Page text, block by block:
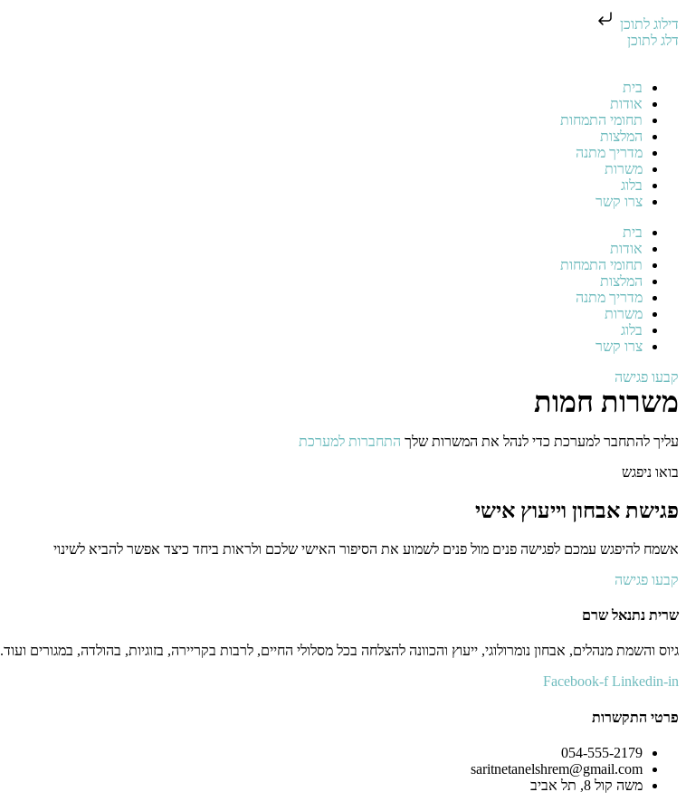
דילוג לתוכן
דלג לתוכן
בית
אודות
תחומי התמחות
המלצות
מדריך מתנה
משרות
בלוג
צרו קשר
בית
אודות
תחומי התמחות
המלצות
מדריך מתנה
משרות
בלוג
צרו קשר
קבעו פגישה
משרות חמות
עליך להתחבר למערכת כדי לנהל את המשרות שלך התחברות למערכת
בואו ניפגש
פגישת אבחון וייעוץ אישי
אשמח להיפגש עמכם לפגישה פנים מול פנים לשמוע את הסיפור האישי שלכם ולראות ביחד כיצד אפשר להביא לשינוי
קבעו פגישה
שרית נתנאל שרם
גיוס והשמת מנהלים, אבחון נומרולוגי, ייעוץ והכוונה להצלחה בכל מסלולי החיים, לרבות בקריירה, בזוגיות, בהולדה, במגורים ועוד.
Facebook-f Linkedin-in
פרטי התקשרות
054-555-2179
saritnetanelshrem@gmail.com
משה קול 8, תל אביב